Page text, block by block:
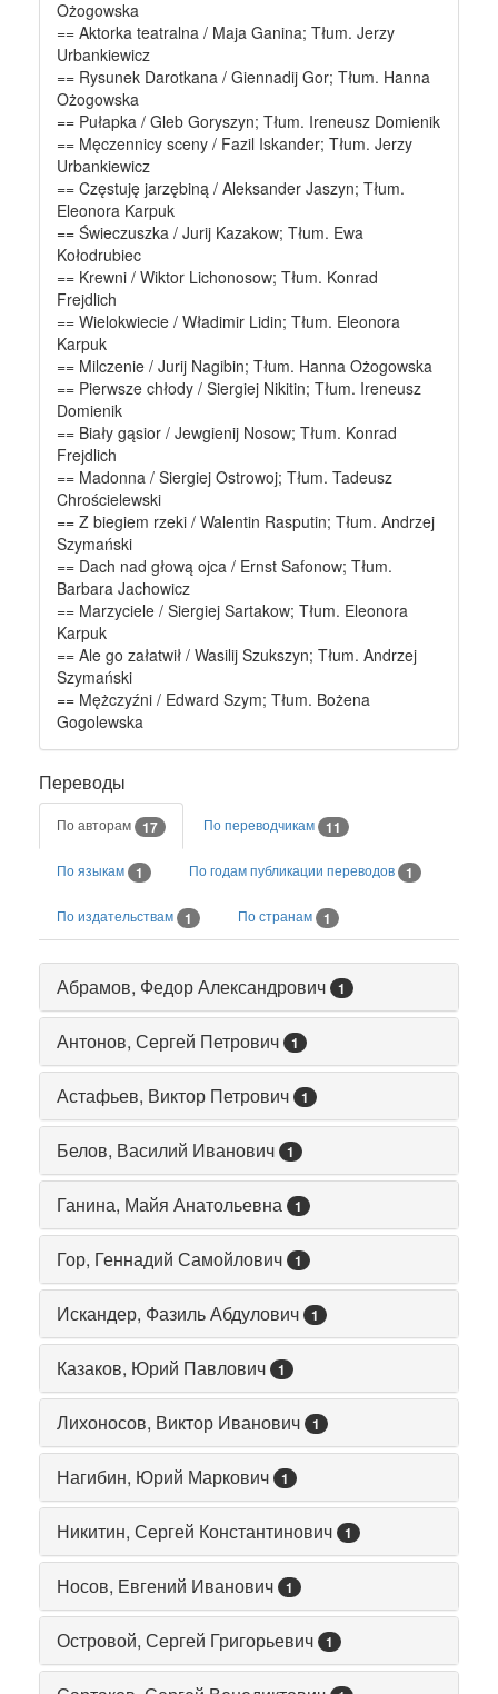
Ożogowska
== Aktorka teatralna / Maja Ganina; Tłum. Jerzy
Urbankiewicz
== Rysunek Darotkana / Giennadij Gor; Tłum. Hanna
Ożogowska
== Pułapka / Gleb Goryszyn; Tłum. Ireneusz Domienik
== Męczennicy sceny / Fazil Iskander; Tłum. Jerzy
Urbankiewicz
== Częstuję jarzębiną / Aleksander Jaszyn; Tłum.
Eleonora Karpuk
== Świeczuszka / Jurij Kazakow; Tłum. Ewa
Kołodrubiec
== Krewni / Wiktor Lichonosow; Tłum. Konrad
Frejdlich
== Wielokwiecie / Władimir Lidin; Tłum. Eleonora
Karpuk
== Milczenie / Jurij Nagibin; Tłum. Hanna Ożogowska
== Pierwsze chłody / Siergiej Nikitin; Tłum. Ireneusz
Domienik
== Biały gąsior / Jewgienij Nosow; Tłum. Konrad
Frejdlich
== Madonna / Siergiej Ostrowoj; Tłum. Tadeusz
Chrościelewski
== Z biegiem rzeki / Walentin Rasputin; Tłum. Andrzej
Szymański
== Dach nad głową ojca / Ernst Safonow; Tłum.
Barbara Jachowicz
== Marzyciele / Siergiej Sartakow; Tłum. Eleonora
Karpuk
== Ale go załatwił / Wasilij Szukszyn; Tłum. Andrzej
Szymański
== Mężczyźni / Edward Szym; Tłum. Bożena
Gogolewska
Переводы
По авторам 17 По переводчикам 11
По языкам 1 По годам публикации переводов 1
По издательствам 1 По странам 1
Абрамов, Федор Александрович 1
Антонов, Сергей Петрович 1
Астафьев, Виктор Петрович 1
Белов, Василий Иванович 1
Ганина, Майя Анатольевна 1
Гор, Геннадий Самойлович 1
Искандер, Фазиль Абдулович 1
Казаков, Юрий Павлович 1
Лихоносов, Виктор Иванович 1
Нагибин, Юрий Маркович 1
Никитин, Сергей Константинович 1
Носов, Евгений Иванович 1
Островой, Сергей Григорьевич 1